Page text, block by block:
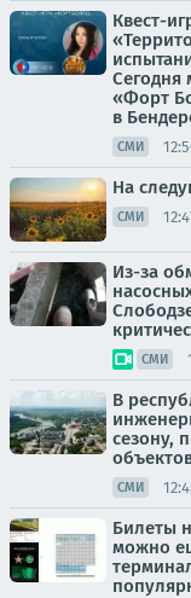
Квест-
Сегодня
«Форт
в
СМИ
На
СМИ
Из-за
СМИ
В
сезону,
СМИ
Билеты
можно